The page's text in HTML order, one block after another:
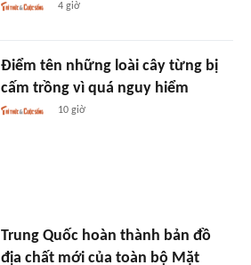
4 giờ
Điểm tên những loài cây từng bị
cấm trồng vì quá nguy hiểm
10 giờ
Trung Quốc hoàn thành bản đồ
địa chất mới của toàn bộ Mặt